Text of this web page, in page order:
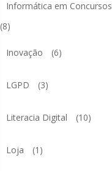
Informática em Concursos
(8)
Inovação (6)
LGPD (3)
Literacia Digital (10)
Loja (1)